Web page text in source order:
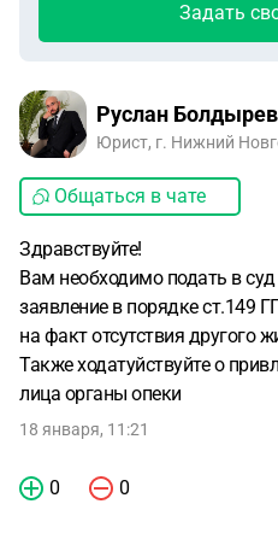
Задать
Руслан Болдырев
Юрист, г. Нижний
Общаться в чате
Здравствуйте!
Вам необходимо подать в
заявление в порядке ст.149
на факт отсутствия другого
Также ходатуйствуйте о
лица органы опеки
18 января, 11:21
0 0